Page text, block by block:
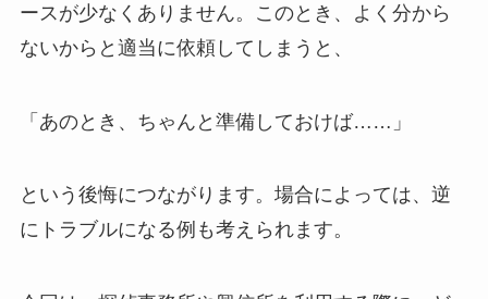
ースが少なくありません。このとき、よく分から
ないからと適当に依頼してしまうと、
「あのとき、ちゃんと準備しておけば……」
という後悔につながります。場合によっては、逆
にトラブルになる例も考えられます。